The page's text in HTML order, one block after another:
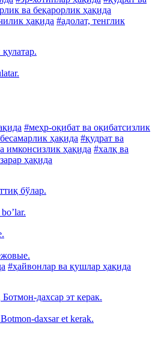
ва беқарорлик ҳақида
ҳақида #адолат, тенглик
#меҳр-оқибат ва оқибатсизлик
ҳақида #қудрат ва
имконсизлик ҳақида #халқ ва
ҳақида
бўлар.
#ҳайвонлар ва қушлар ҳақида
дахсар эт керак.
daxsar et kerak.